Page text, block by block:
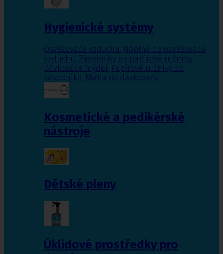
Hygienické systémy
Osvěžovače vzduchu, Náplně do osvěžovačů
vzduchu, Zásobníky na papírové ručníky,
Dávkováče mýdel, Papírové ručníky do
zásobníků, Mýdla do dávkovačů
Kosmetické a pedikérské
nástroje
Dětské pleny
Úklidové prostředky pro